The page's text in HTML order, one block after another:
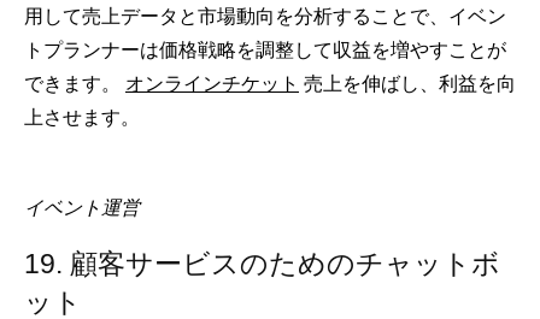
用して売上データと市場動向を分析することで、イベン
トプランナーは価格戦略を調整して収益を増やすことが
できます。 オンラインチケット 売上を伸ばし、利益を向
上させます。
イベント運営
19. 顧客サービスのためのチャットボ
ット